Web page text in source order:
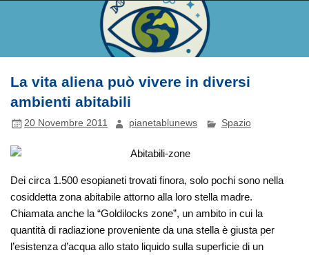
La vita aliena può vivere in diversi
ambienti abitabili
20 Novembre 2011 pianetablunews Spazio
Dei circa 1.500 esopianeti trovati finora, solo pochi sono nella
cosiddetta zona abitabile attorno alla loro stella madre.
Chiamata anche la “Goldilocks zone”, un ambito in cui la
quantità di radiazione proveniente da una stella è giusta per
l’esistenza d’acqua allo stato liquido sulla superficie di un